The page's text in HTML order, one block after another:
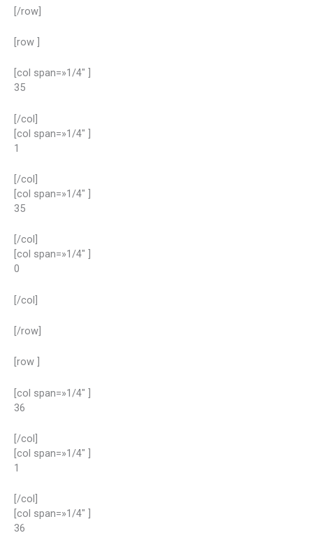
[/row]
[row ]
[col span=»1/4″ ]
35
[/col]
[col span=»1/4″ ]
1
[/col]
[col span=»1/4″ ]
35
[/col]
[col span=»1/4″ ]
0
[/col]
[/row]
[row ]
[col span=»1/4″ ]
36
[/col]
[col span=»1/4″ ]
1
[/col]
[col span=»1/4″ ]
36